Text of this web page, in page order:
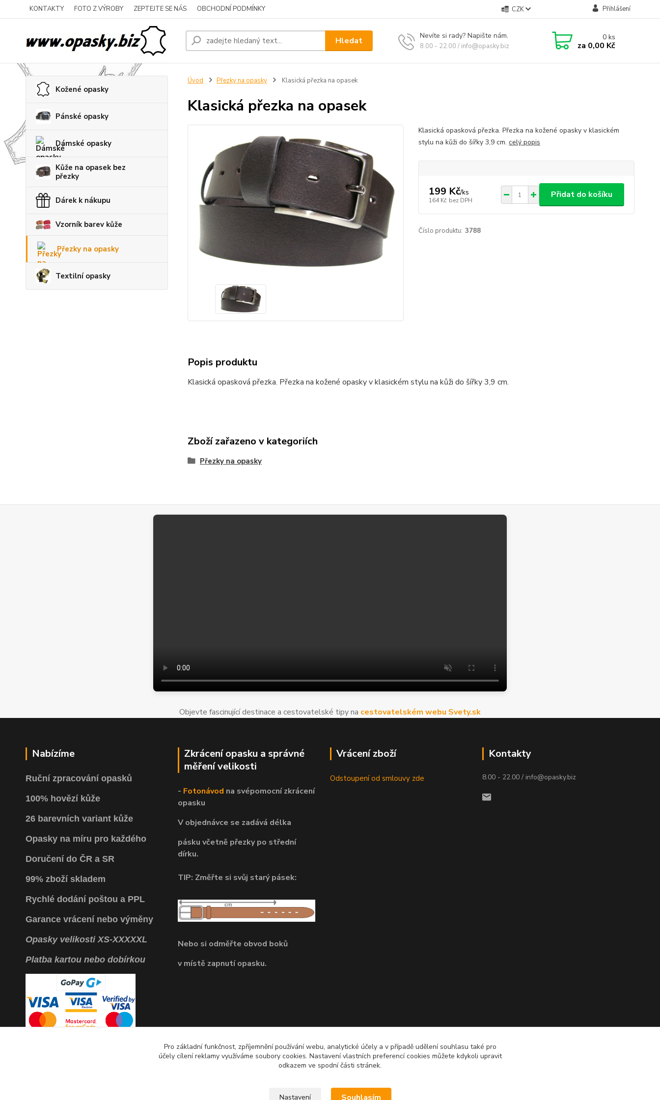
KONTAKTY FOTO Z VÝROBY ZEPTEJTE SE NÁS OBCHODNÍ PODMÍNKY CZK Přihlášení
Hledat Nevíte si rady? Napište nám.
8.00 - 22.00 / info@opasky.biz
0ks
za 0,00 Kč
Kožené opasky
Pánské opasky
Dámské opasky
Kůže na opasek bez
přezky
Dárek k nákupu
Vzorník barev kůže
Přezky na opasky
Textilní opasky
Úvod Přezky na opasky Klasická přezka na opasek
Klasická přezka na opasek
Klasická opasková přezka. Přezka na kožené opasky v klasickém
stylu na kůži do šířky 3,9 cm. celý popis
199 Kč/ks
164 Kč bez DPH
Přidat do košíku
Číslo produktu: 3788
Popis produktu
Klasická opasková přezka. Přezka na kožené opasky v klasickém stylu na kůži do šířky 3,9 cm.
Zboží zařazeno v kategoriích
Přezky na opasky
Objevte fascinující destinace a cestovatelské tipy na cestovatelském webu Svety.sk
Nabízíme
Ruční zpracování opasků
100% hovězí kůže
26 barevních variant kůže
Opasky na míru pro každého
Doručení do ČR a SR
99% zboží skladem
Rychlé dodání poštou a PPL
Garance vrácenínebo výměny
Opaskyvelikosti XS-XXXXXL
Platba kartou nebo dobírkou
Zkrácení opasku a správné
měření velikosti
- Fotonávod na svépomocnízkrácení
opasku
V objednávce se zadává délka
pásku včetně přezky po střední
dírku.
TIP: Změřte si svůj starý pásek:
Nebo si odměřte obvod boků
v místě zapnutí opasku.
Vrácení zboží
Odstoupení od smlouvy zde
Kontakty
8.00 - 22.00 / info@opasky.biz
Pro základní funkčnost, zpříjemnění používání webu, analytické účely a v případě udělení souhlasu také pro
účely cílení reklamy využíváme soubory cookies. Nastavení vlastních preferencí cookies můžete kdykoli upravit
odkazem ve spodní části stránek.
Nastavení Souhlasím